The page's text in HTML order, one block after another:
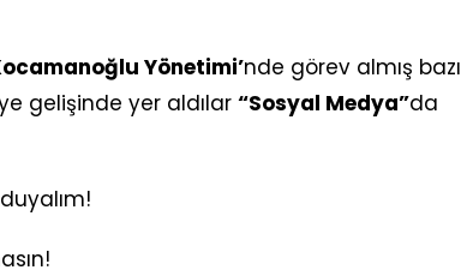
Yönetimi’nde görev almış bazı
gelişinde yer aldılar “Sosyal Medya”da